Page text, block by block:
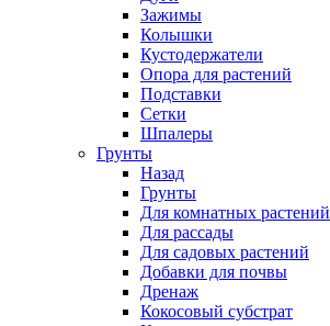
Зажимы
Колышки
Кустодержатели
Опора для растений
Подставки
Сетки
Шпалеры
Грунты
Назад
Грунты
Для комнатных растений
Для рассады
Для садовых растений
Добавки для почвы
Дренаж
Кокосовый субстрат